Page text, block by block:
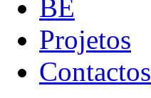
BE
Projetos
Contactos